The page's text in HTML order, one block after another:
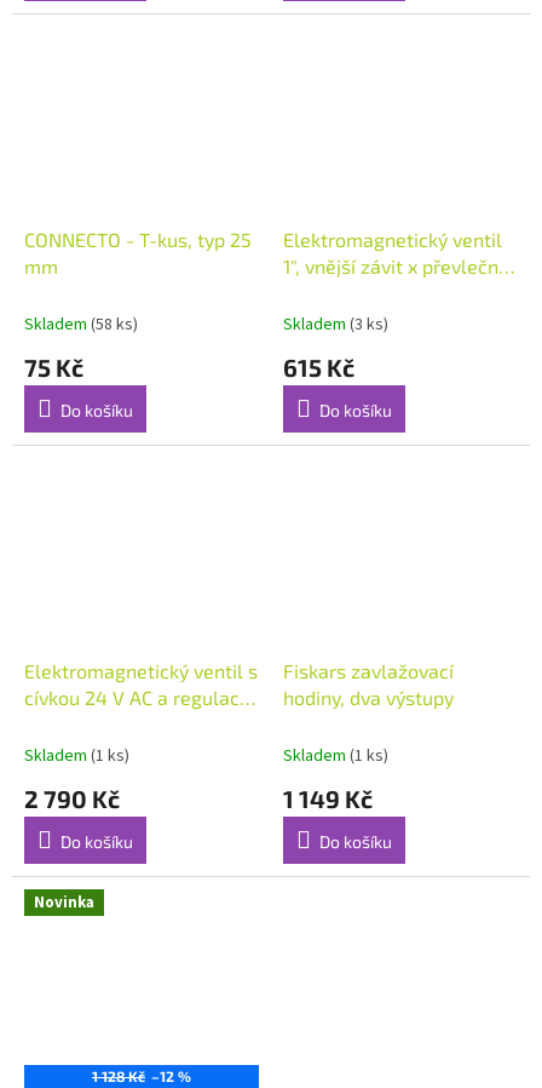
CONNECTO - T-kus, typ 25
mm
Skladem (58 ks)
75 Kč
Do košíku
Elektromagnetický ventil
1", vnější závit x převlečná
Skladem (3 ks)
615 Kč
Do košíku
Elektromagnetický ventil s
cívkou 24 V AC a regulací
ICV - 1"
Skladem (1 ks)
2 790 Kč
Do košíku
Fiskars zavlažovací
hodiny, dva výstupy
Skladem (1 ks)
1 149 Kč
Do košíku
Novinka
1 128 Kč –12 %